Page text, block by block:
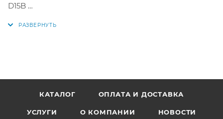
D15B
1 кольцо: 1,0 мм
2 кольцо: 1,2 мм
КАТАЛОГ ОПЛАТА И ДОСТАВКА
УСЛУГИ О КОМПАНИИ НОВОСТИ